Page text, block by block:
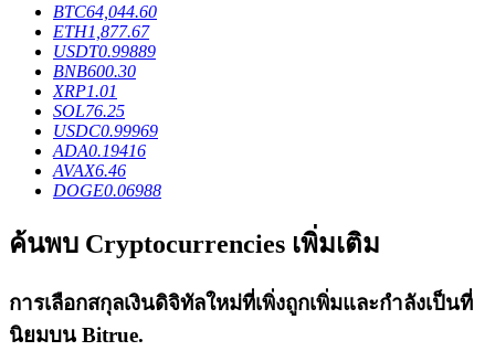
ลงทุนอัตโนมัติ
คว้าผลกำไรระยะยาวและผลประโยชน์ที่ยืดหยุ่น
BTC64,044.60
ETH1,877.67
USDT0.99889
BNB600.30
XRP1.01
SOL76.25
USDC0.99969
ADA0.19416
AVAX6.46
DOGE0.06988
ค้นพบ Cryptocurrencies เพิ่มเติม
การเลือกสกุลเงินดิจิทัลใหม่ที่เพิ่งถูกเพิ่มและกำลังเป็นที่
นิยมบน Bitrue.